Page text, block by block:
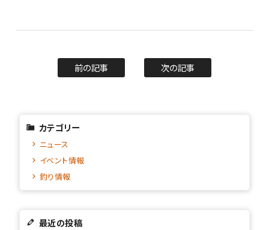
前の記事 次の記事
カテゴリー
ニュース
イベント情報
釣り情報
最近の投稿